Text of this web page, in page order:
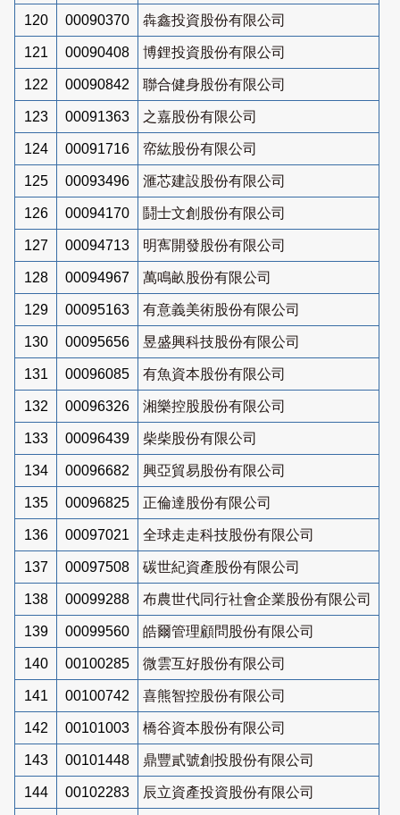
120 00090370 犇鑫投資股份有限公司
121 00090408 博鋰投資股份有限公司
122 00090842 聯合健身股份有限公司
123 00091363 之嘉股份有限公司
124 00091716 帟紘股份有限公司
125 00093496 滙芯建設股份有限公司
126 00094170 鬪士文創股份有限公司
127 00094713 明寯開發股份有限公司
128 00094967 萬鳴畝股份有限公司
129 00095163 有意義美術股份有限公司
130 00095656 昱盛興科技股份有限公司
131 00096085 有魚資本股份有限公司
132 00096326 湘樂控股股份有限公司
133 00096439 柴柴股份有限公司
134 00096682 興亞貿易股份有限公司
135 00096825 正倫達股份有限公司
136 00097021 全球走走科技股份有限公司
137 00097508 碳世紀資產股份有限公司
138 00099288 布農世代同行社會企業股份有限公司
139 00099560 皓爾管理顧問股份有限公司
140 00100285 微雲互好股份有限公司
141 00100742 喜熊智控股份有限公司
142 00101003 橋谷資本股份有限公司
143 00101448 鼎豐貳號創投股份有限公司
144 00102283 辰立資產投資股份有限公司